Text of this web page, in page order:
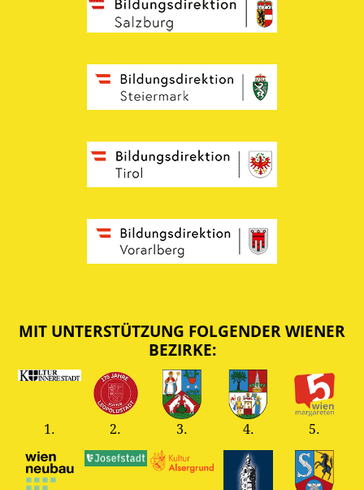
MIT UNTERSTÜTZUNG FOLGENDER WIENER
BEZIRKE:
1. 2. 3. 4. 5.